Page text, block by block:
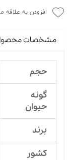
افزودن به علاقه
مشخصات
حجم
گونه
حیوان
برند
کشور